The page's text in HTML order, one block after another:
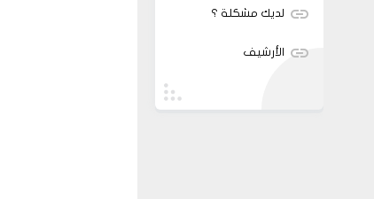
لديك مشكلة ؟
الأرشيف